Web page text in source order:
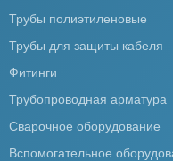
Трубы полиэтиленовые
Трубы для защиты кабеля
Фитинги
Трубопроводная арматура
Сварочное оборудование
Вспомогательное